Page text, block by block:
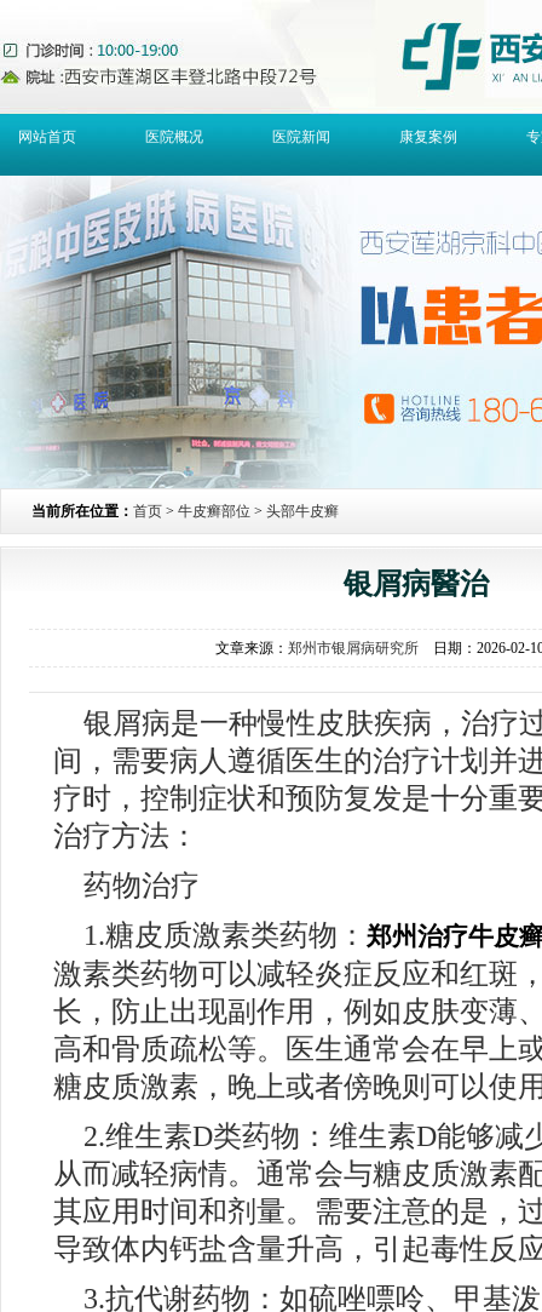
网站首页 医院概况 医院新闻 康复案例
当前所在位置： 首页 > 牛皮癣部位 > 头部牛皮癣
银屑病醫治
文章来源： 郑州市银屑病研究所 日期：2026-02-
银屑病是一种慢性皮肤疾病，治疗
间，需要病人遵循医生的治疗计划并
疗时，控制症状和预防复发是十分重
治疗方法：
药物治疗
1.糖皮质激素类药物： 郑州治疗牛皮
激素类药物可以减轻炎症反应和红斑
长，防止出现副作用，例如皮肤变薄
高和骨质疏松等。医生通常会在早上
糖皮质激素，晚上或者傍晚则可以使
2.维生素D类药物：维生素D能够减
从而减轻病情。通常会与糖皮质激素
其应用时间和剂量。需要注意的是，
导致体内钙盐含量升高，引起毒性反
3.抗代谢药物：如硫唑嘌呤、甲基